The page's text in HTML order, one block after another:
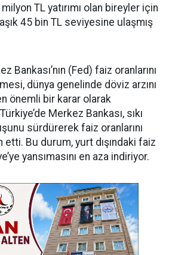
TL yatırımı olan bireyler için
45 bin TL seviyesine ulaşmış
Bankası’nın (Fed) faiz oranlarını
dünya genelinde döviz arzını
önemli bir karar olarak
Merkez Bankası, sıkı
sürdürerek faiz oranlarını
Bu durum, yurt dışındaki faiz
yansımasını en aza indiriyor.